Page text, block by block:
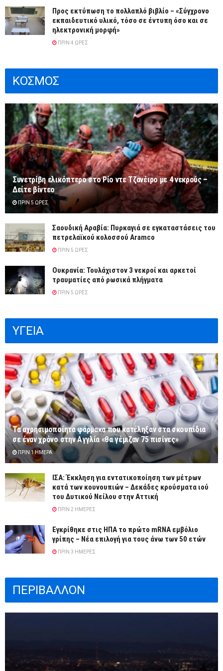
Προς εκτύπωση το πολλαπλό βιβλίο – «Σύγχρονο
εκπαιδευτικό υλικό, τόσο σε έντυπη όσο και σε
ηλεκτρονική μορφή»
ΠΡΙΝ 4 ΏΡΕΣ
ΚΟΣΜΟΣ
Συνετρίβη ελικόπτερο στο Ρίο ντε Τζανέιρο με 4 νεκρούς –
Δείτε βίντεο
ΠΡΙΝ 5 ΏΡΕΣ
Σαουδική Αραβία: Πυρκαγιά σε εγκαταστάσεις του
πετρελαϊκού κολοσσού Aramco
ΠΡΙΝ 5 ΏΡΕΣ
Ουκρανία: Τουλάχιστον 3 νεκροί και αρκετοί
τραυματίες από ρωσικά πλήγματα
ΠΡΙΝ 5 ΏΡΕΣ
ΥΓΕΙΑ
Τα αχρησιμοποίητα φάρμακα που κατέληξαν στα σκουπίδια
σε έναν χρόνο στην Αγγλία «θα γέμιζαν 75 πισίνες»
ΠΡΙΝ 1 ΗΜΈΡΑ
ΙΣΑ: Έκκληση για εντατικοποίηση των μέτρων
κατά των κουνουπιών – Δεκάδες κρούσματα ιού
του Δυτικού Νείλου στην Αττική
ΠΡΙΝ 2 ΗΜΈΡΕΣ
Εγκρίθηκε στις ΗΠΑ το πρώτο mRNA εμβόλιο
γρίπης – Νέα επιλογή για τους άνω των 50 ετών
ΠΡΙΝ 3 ΗΜΈΡΕΣ
ΠΕΡΙΒΑΛΛΟΝ